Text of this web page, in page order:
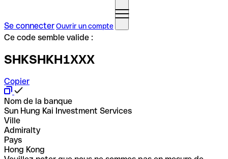
Se connecterOuvrir un compte
Ce code semble valide :
SHKSHKH1XXX
Copier
Nom de la banque
Sun Hung Kai Investment Services
Ville
Admiralty
Pays
Hong Kong